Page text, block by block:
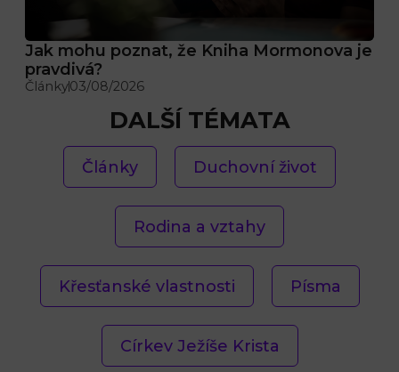
Jak mohu poznat, že Kniha Mormonova je
pravdivá?
Články03/08/2026
DALŠÍ TÉMATA
Články Duchovní život
Rodina a vztahy
Křesťanské vlastnosti Písma
Církev Ježíše Krista